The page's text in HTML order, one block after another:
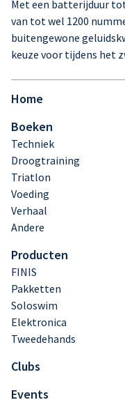
Fan Koffie
Met een batterijduur
van tot wel 1200
buitengewone
keuze voor tijdens het
Home
Boeken
Techniek
Droogtraining
Triatlon
Voeding
Verhaal
Andere
Producten
FINIS
Pakketten
Soloswim
Elektronica
Tweedehands
Clubs
Events